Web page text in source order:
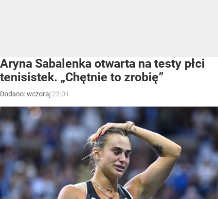
Aryna Sabalenka otwarta na testy płci
tenisistek. „Chętnie to zrobię”
Dodano:wczoraj 22:01